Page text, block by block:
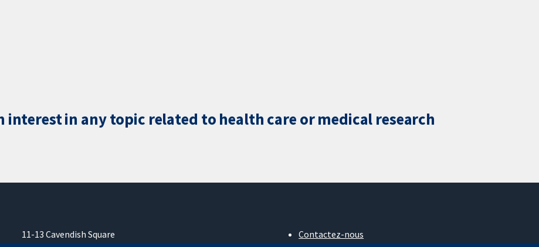
in any topic related to health care or medical research
11-13 Cavendish Square
Contactez-nous